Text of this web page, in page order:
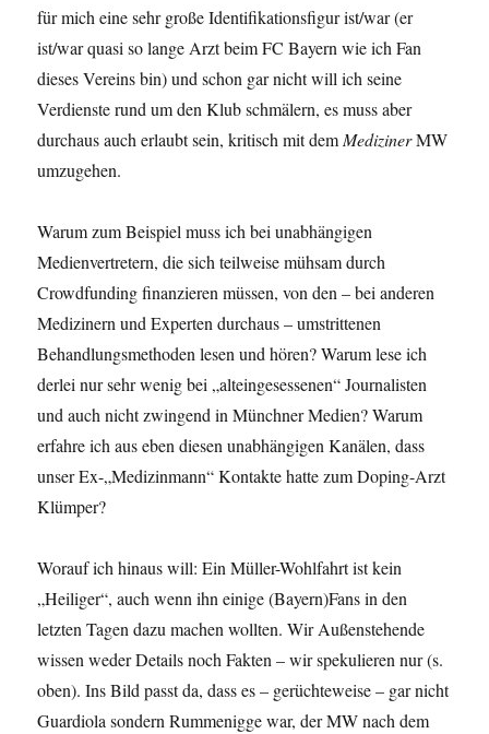
für mich eine sehr große Identifikationsfigur ist/war (er
ist/war quasi so lange Arzt beim FC Bayern wie ich Fan
dieses Vereins bin) und schon gar nicht will ich seine
Verdienste rund um den Klub schmälern, es muss aber
durchaus auch erlaubt sein, kritisch mit demMedizinerMW
umzugehen.
Warum zum Beispiel muss ich bei unabhängigen
Medienvertretern, die sich teilweise mühsam durch
Crowdfunding finanzieren müssen, von den – bei anderen
Medizinern und Experten durchaus – umstrittenen
Behandlungsmethoden lesen und hören? Warum lese ich
derlei nur sehr wenig bei „alteingesessenen“ Journalisten
und auch nicht zwingend in Münchner Medien? Warum
erfahre ich aus eben diesen unabhängigen Kanälen, dass
unser Ex-„Medizinmann“ Kontakte hatte zum Doping-Arzt
Klümper?
Worauf ich hinaus will: Ein Müller-Wohlfahrt ist kein
„Heiliger“, auch wenn ihn einige (Bayern)Fans in den
letzten Tagen dazu machen wollten. Wir Außenstehende
wissen weder Details noch Fakten – wir spekulieren nur (s.
oben). Ins Bild passt da, dass es – gerüchteweise – gar nicht
Guardiola sondern Rummenigge war, der MW nach dem